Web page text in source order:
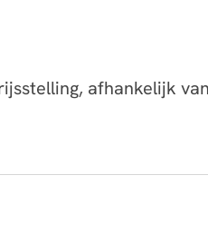
afhankelijk